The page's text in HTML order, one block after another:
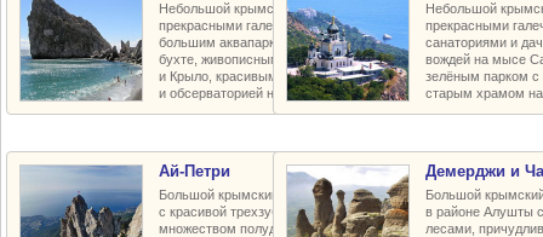
Небольшой крымский курорт с
прекрасными галечными пляжами,
большим аквапарком в Голубой
бухте, живописными скалами Дива
и Крыло, красивым зелёным парком
и обсерваторией на горе Кошка
Небольшой
прекрасными
санаториями и
вождей на мысе
зелёным парком с
старым храмом на
Ай-Петри
Большой крымский горный массив
с красивой трехзубчатой вершиной,
множеством полудиких карстовых
Демерджи и
Большой
в районе Алушты
лесами,